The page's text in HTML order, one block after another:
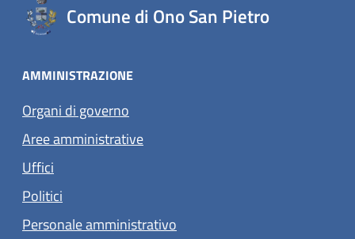
Comune di Ono San Pietro
AMMINISTRAZIONE
Organi di governo
Aree amministrative
Uffici
Politici
Personale amministrativo